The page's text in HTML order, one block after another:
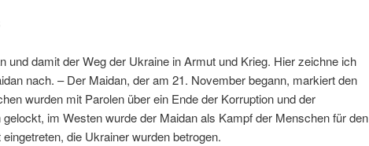
und damit der Weg der Ukraine in Armut und Krieg. Hier zeichne ich
nach. – Der Maidan, der am 21. November begann, markiert den
wurden mit Parolen über ein Ende der Korruption und der
im Westen wurde der Maidan als Kampf der Menschen für den
die Ukrainer wurden betrogen.